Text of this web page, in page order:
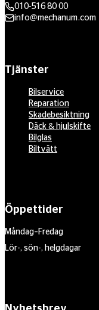
010-516 80 00
info@mechanum.com
Tjänster
Bilservice
Reparation
Skadebesiktning
Däck & hjulskifte
Bilglas
Biltvätt
Öppettider
Måndag–Fredag
Lör-, sön-, helgdagar